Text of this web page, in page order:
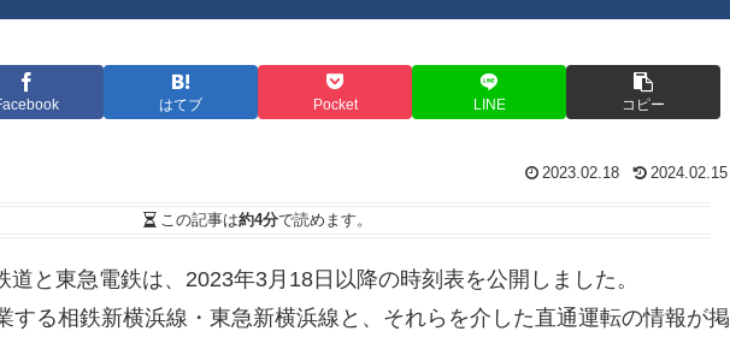
はてブ Pocket LINE コピー
2023.02.18 2024.02.15
この記事は約4分で読めます。
道と東急電鉄は、2023年3月18日以降の時刻表を公開しました。
する相鉄新横浜線・東急新横浜線と、それらを介した直通運転の情報が掲